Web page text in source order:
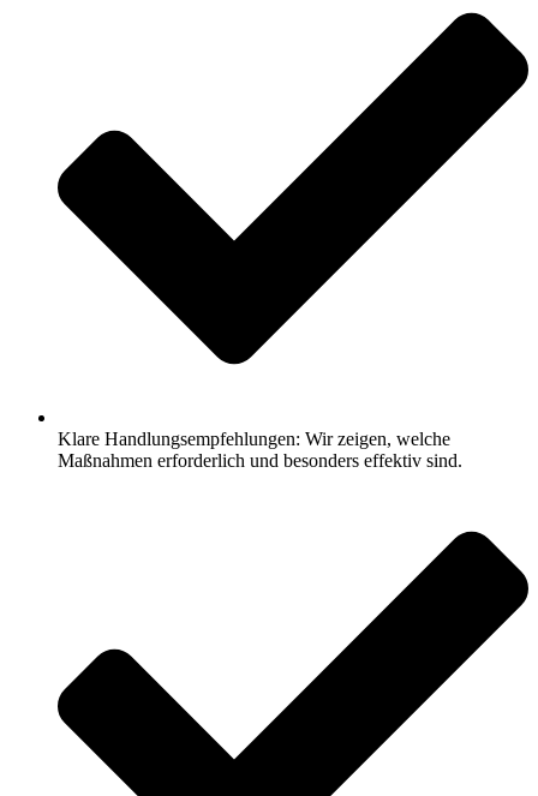
Klare Handlungsempfehlungen: Wir zeigen, welche
Maßnahmen erforderlich und besonders effektiv sind.